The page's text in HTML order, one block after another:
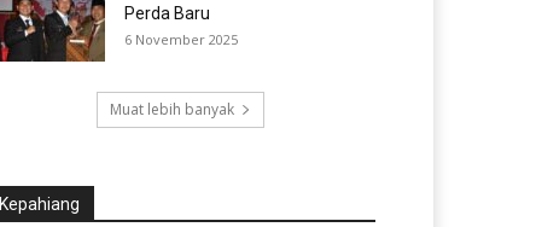
Perda Baru
6 November 2025
Muat lebih banyak
Kepahiang